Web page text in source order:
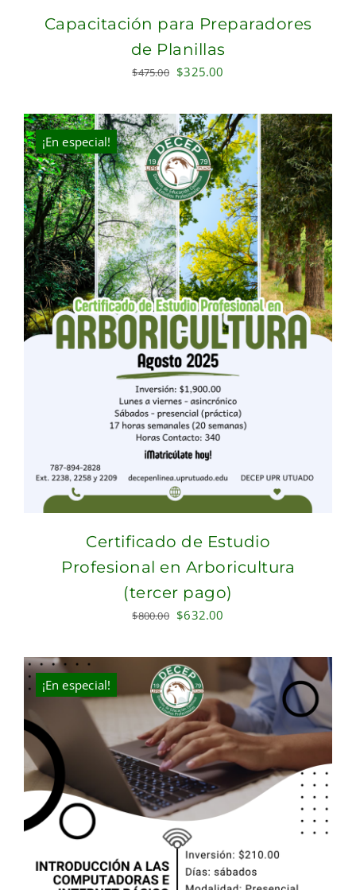
Capacitación para Preparadores
de Planillas
$475.00 Original
was:
$475.00.
$325.00
is:
$325.00.
¡En especial!
Certificado de Estudio
Profesional en Arboricultura
(tercer pago)
$800.00 Original
was:
$800.00.
$632.00
is:
$632.00.
¡En especial!